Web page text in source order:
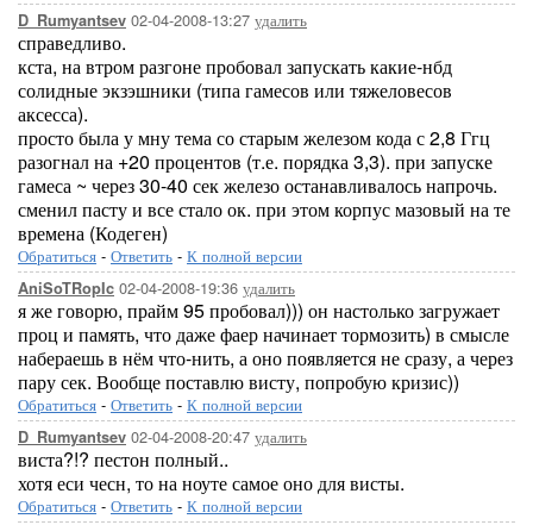
D_Rumyantsev 02-04-2008-13:27 удалить
справедливо.
кста, на втром разгоне пробовал запускать какие-нбд
солидные экзэшники (типа гамесов или тяжеловесов
аксесса).
просто была у мну тема со старым железом кода с 2,8 Ггц
разогнал на +20 процентов (т.е. порядка 3,3). при запуске
гамеса ~ через 30-40 сек железо останавливалось напрочь.
сменил пасту и все стало ок. при этом корпус мазовый на те
времена (Кодеген)
Обратиться - Ответить - К полной версии
AniSoTRopIc 02-04-2008-19:36 удалить
я же говорю, прайм 95 пробовал))) он настолько загружает
проц и память, что даже фаер начинает тормозить) в смысле
набераешь в нём что-нить, а оно появляется не сразу, а через
пару сек. Вообще поставлю висту, попробую кризис))
Обратиться - Ответить - К полной версии
D_Rumyantsev 02-04-2008-20:47 удалить
виста?!? пестон полный..
хотя еси чесн, то на ноуте самое оно для висты.
Обратиться - Ответить - К полной версии